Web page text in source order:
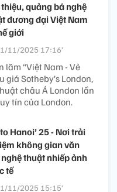
quảng bá nghệ
đương đại Việt Nam
giới
11/2025 17:16’
lãm “Việt Nam - Vẻ
giá Sotheby’s London,
châu Á London lần
tín của London.
Hanoi’ 25 - Nơi trải
không gian văn
thuật nhiếp ảnh
tế
11/2025 15:15’